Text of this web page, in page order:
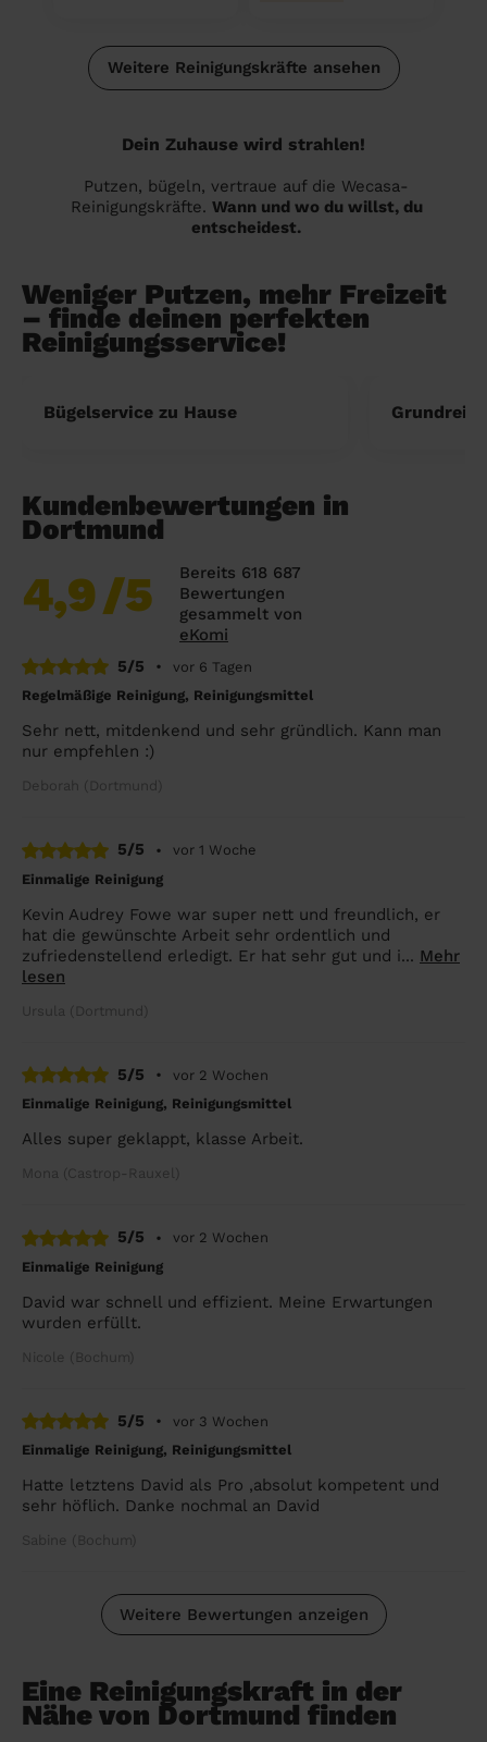
Weitere Reinigungskräfte ansehen
Dein Zuhause wird strahlen!
Putzen, bügeln, vertraue auf die Wecasa-
Reinigungskräfte. Wann und wo du willst, du
entscheidest.
Weniger Putzen, mehr Freizeit
– finde deinen perfekten
Reinigungsservice!
Bügelservice zu Hause
Kundenbewertungen in
Dortmund
4,9/5
Bereits 618 687
Bewertungen
gesammelt von
eKomi
5/5
•
vor 6 Tagen
Regelmäßige Reinigung, Reinigungsmittel
Sehr nett, mitdenkend und sehr gründlich. Kann man
nur empfehlen :)
Deborah (Dortmund)
5/5 •
vor 1 Woche
Einmalige Reinigung
Kevin Audrey Fowe war super nett und freundlich, er
hat die gewünschte Arbeit sehr ordentlich und
zufriedenstellend erledigt. Er hat sehr gut und i... Mehr
lesen
Ursula (Dortmund)
5/5 •
vor 2 Wochen
Einmalige Reinigung, Reinigungsmittel
Alles super geklappt, klasse Arbeit.
Mona (Castrop-Rauxel)
5/5 •
vor 2 Wochen
Einmalige Reinigung
David war schnell und effizient. Meine Erwartungen
wurden erfüllt.
Nicole (Bochum)
5/5 •
vor 3 Wochen
Einmalige Reinigung, Reinigungsmittel
Hatte letztens David als Pro ,absolut kompetent und
sehr höflich. Danke nochmal an David
Sabine (Bochum)
Weitere Bewertungen anzeigen
Eine Reinigungskraft in der
Nähe von Dortmund finden